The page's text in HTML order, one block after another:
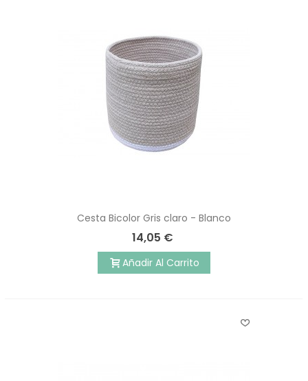
Cesta Bicolor Gris claro - Blanco
14,05 €
Añadir Al Carrito